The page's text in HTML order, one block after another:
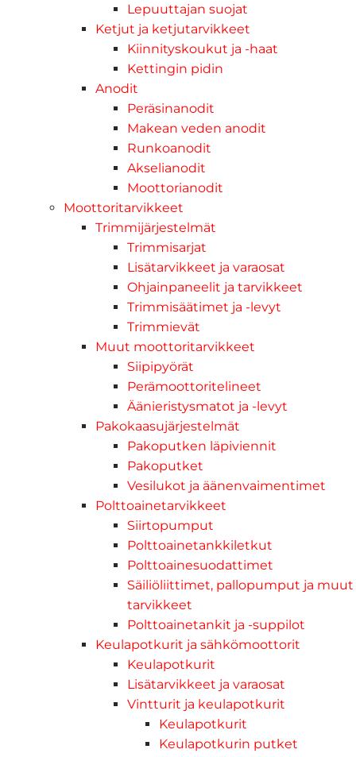
Lepuuttajan suojat
Ketjut ja ketjutarvikkeet
Kiinnityskoukut ja -haat
Kettingin pidin
Anodit
Peräsinanodit
Makean veden anodit
Runkoanodit
Akselianodit
Moottorianodit
Moottoritarvikkeet
Trimmijärjestelmät
Trimmisarjat
Lisätarvikkeet ja varaosat
Ohjainpaneelit ja tarvikkeet
Trimmisäätimet ja -levyt
Trimmievät
Muut moottoritarvikkeet
Siipipyörät
Perämoottoritelineet
Äänieristysmatot ja -levyt
Pakokaasujärjestelmät
Pakoputken läpiviennit
Pakoputket
Vesilukot ja äänenvaimentimet
Polttoainetarvikkeet
Siirtopumput
Polttoainetankkiletkut
Polttoainesuodattimet
Säiliöliittimet, pallopumput ja muut
tarvikkeet
Polttoainetankit ja -suppilot
Keulapotkurit ja sähkömoottorit
Keulapotkurit
Lisätarvikkeet ja varaosat
Vintturit ja keulapotkurit
Keulapotkurit
Keulapotkurin putket